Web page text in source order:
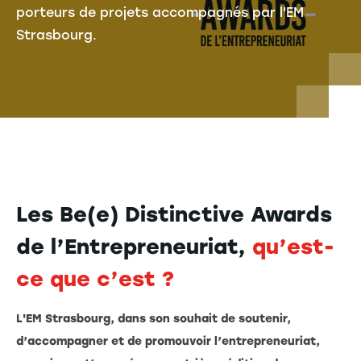
porteurs de projets accompagnés par l'EM
Strasbourg.
Les Be(e) Distinctive Awards
de l’Entrepreneuriat, qu’est-
ce que c’est ?
L'EM Strasbourg, dans son souhait de soutenir,
d’accompagner et de promouvoir l’entrepreneuriat,